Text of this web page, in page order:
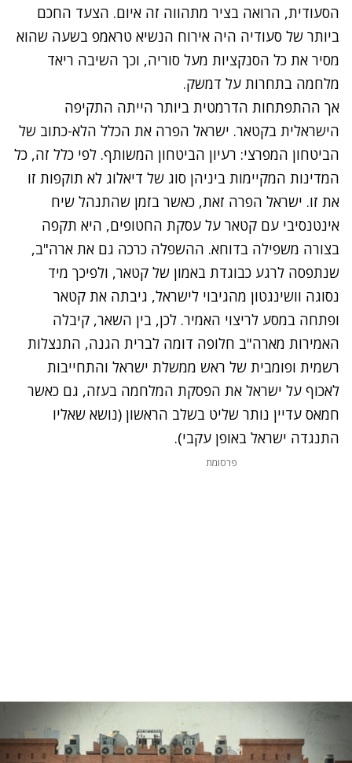
הסעודית, הרואה בציר מתהווה זה איום. הצעד החכם
ביותר של סעודיה היה אירוח הנשיא טראמפ בשעה שהוא
מסיר את כל הסנקציות מעל סוריה, וכך השיבה ריאד
מלחמה בתחרות על דמשק.
אך ההתפתחות הדרמטית ביותר הייתה התקיפה
הישראלית בקטאר. ישראל הפרה את הכלל הלא-כתוב של
הביטחון המפרצי: רעיון הביטחון המשותף. לפי כלל זה, כל
המדינות המקיימות ביניהן סוג של דיאלוג לא תוקפות זו
את זו. ישראל הפרה זאת, כאשר בזמן שהתנהל שיח
אינטנסיבי עם קטאר על עסקת החטופים, היא תקפה
בצורה משפילה בדוחא. ההשפלה כרכה גם את ארה"ב,
שנתפסה לרגע כבוגדת באמון של קטאר, ולפיכך מיד
נסוגה וושינגטון מהגיבוי לישראל, גיבתה את קטאר
ופתחה במסע לריצוי האמיר. לכן, בין השאר, קיבלה
האמירות מארה"ב חלופה דומה לברית הגנה, התנצלות
רשמית ופומבית של ראש ממשלת ישראל והתחייבות
לאכוף על ישראל את הפסקת המלחמה בעזה, גם כאשר
חמאס עדיין נותר שליט בשלב הראשון (נושא שאליו
התנגדה ישראל באופן עקבי).
פרסומת